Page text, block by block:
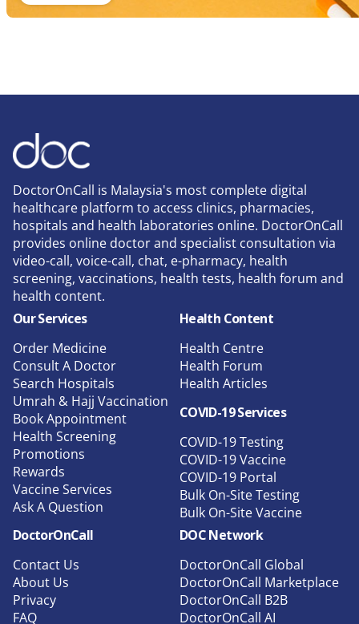
DoctorOnCall is Malaysia's most complete digital
healthcare platform to access clinics, pharmacies,
hospitals and health laboratories online. DoctorOnCall
provides online doctor and specialist consultation via
video-call, voice-call, chat, e-pharmacy, health
screening, vaccinations, health tests, health forum and
health content.
Our Services
Order Medicine
Consult A Doctor
Search Hospitals
Umrah & Hajj Vaccination
Book Appointment
Health Screening
Promotions
Rewards
Vaccine Services
Ask A Question
Health Content
Health Centre
Health Forum
Health Articles
COVID-19 Services
COVID-19 Testing
COVID-19 Vaccine
COVID-19 Portal
Bulk On-Site Testing
Bulk On-Site Vaccine
DoctorOnCall
Contact Us
About Us
Privacy
FAQ
DOC Network
DoctorOnCall Global
DoctorOnCall Marketplace
DoctorOnCall B2B
DoctorOnCall AI